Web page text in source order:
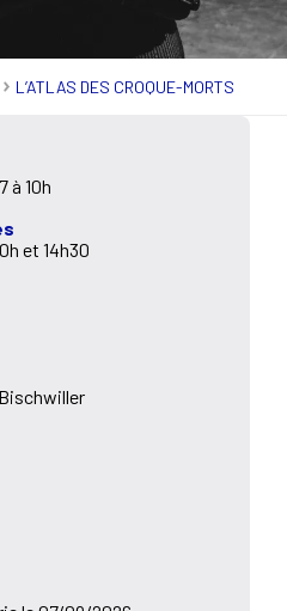
L’ATLAS DES CROQUE-MORTS
à 10h
et 14h30